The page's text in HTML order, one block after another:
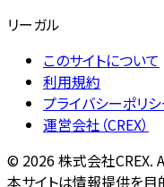
リーガル
このサイトについて
利用規約
プライバシーポリ
運営会社（CREX）
© 2026株式会社
本サイトは情報提供を目